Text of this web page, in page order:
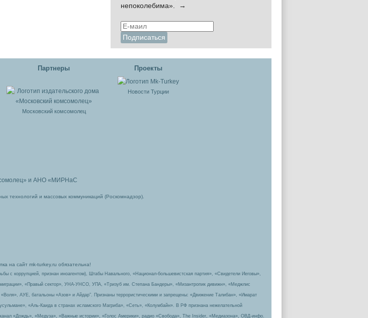
непоколебима». →
Партнеры
Московский комсомолец
Проекты
Новости Турции
и АНО «МИРНаС
технологий и массовых коммуникаций (Роскомнадзор).
на сайт mk-turkey.ru обязательна!
с коррупцией, признан иноагентом), Штабы Навального, «Национал-большевистская партия», «Свидетели Иеговы»,
«Правый сектор», УНА-УНСО, УПА, «Тризуб им. Степана Бандеры», «Мизантропик дивижн», «Меджлис
«Воля», АУЕ, батальоны «Азов» и Айдар″. Признаны террористическими и запрещены: «Движение Талибан», «Имарат
«Аль-Каида в странах исламского Магриба», «Сеть», «Колумбайн». В РФ признана нежелательной
«Дождь», «Медуза», «Важные истории», «Голос Америки», радио «Свобода», The Insider, «Медиазона», ОВД-инфо.